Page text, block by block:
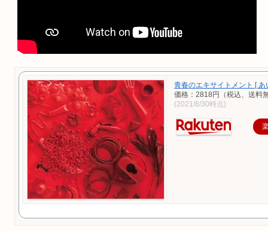
青春のエキサイトメント [ あ
価格：2818円（税込、送料
(2021/8/30時点)